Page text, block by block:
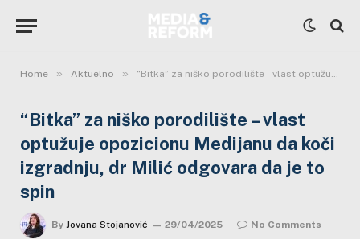
Home » Aktuelno » “Bitka” za niško porodilište – vlast optužuje opozicionu Medijanu da koči izgradnju, dr Milić odgovara da je to spin
“Bitka” za niško porodilište – vlast
optužuje opozicionu Medijanu da koči
izgradnju, dr Milić odgovara da je to
spin
By Jovana Stojanović 29/04/2025 No Comments